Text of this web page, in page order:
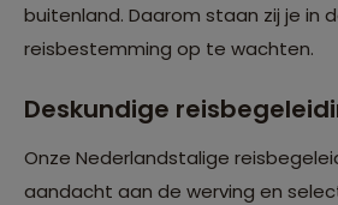
buitenland. Daarom staan zij je in
reisbestemming op te wachten.
Deskundige
Onze Nederlandstalige
aandacht aan de werving en